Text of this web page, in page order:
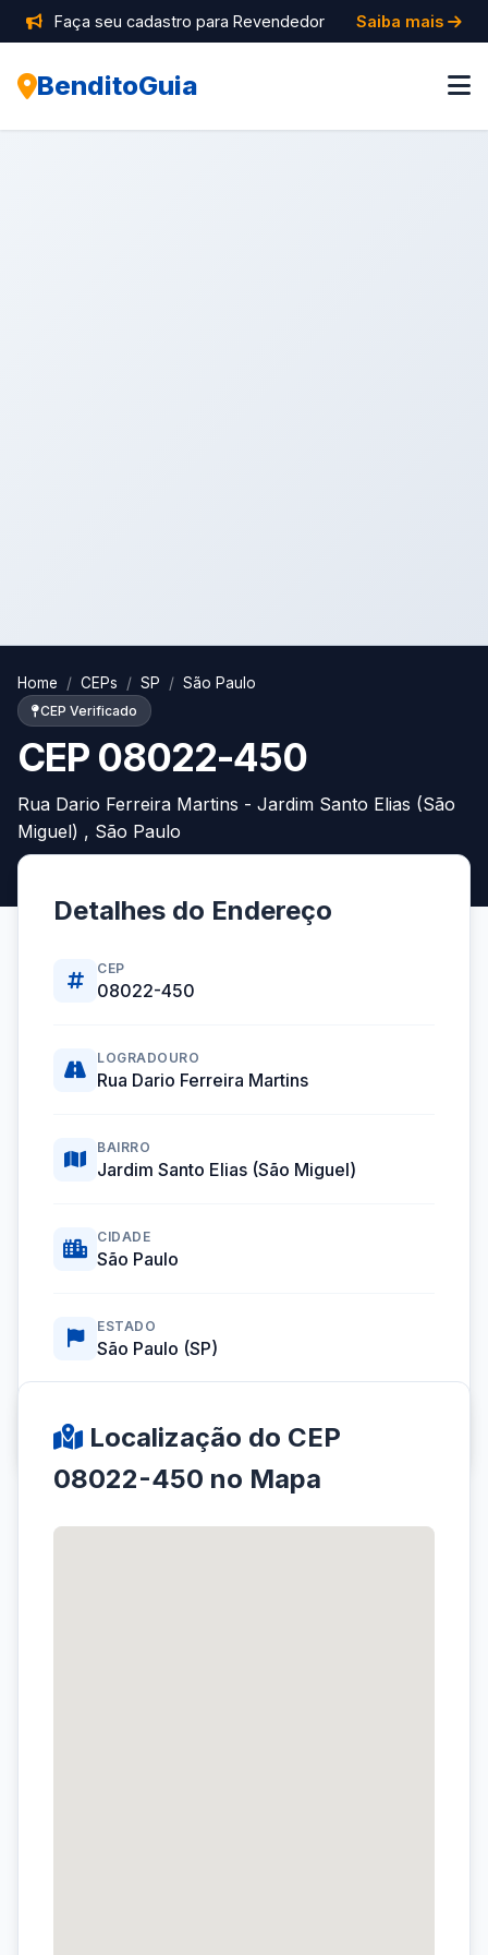
Faça seu cadastro para Revendedor Saiba mais
BenditoGuia
Home CEPs SP São Paulo
CEP Verificado
CEP 08022-450
Rua Dario Ferreira Martins - Jardim Santo Elias (São
Miguel) , São Paulo
Detalhes do Endereço
CEP
08022-450
LOGRADOURO
Rua Dario Ferreira Martins
BAIRRO
Jardim Santo Elias (São Miguel)
CIDADE
São Paulo
ESTADO
São Paulo (SP)
Localização do CEP
08022-450 no Mapa